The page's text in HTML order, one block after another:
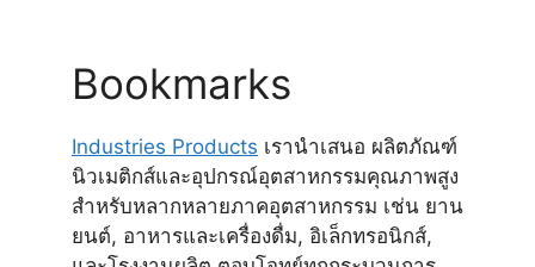
Bookmarks
Industries Products เรานำเสนอ ผลิตภัณฑ์
นิวเมติกส์และอุปกรณ์อุตสาหกรรมคุณภาพสูง
สำหรับหลากหลายภาคอุตสาหกรรม เช่น ยาน
ยนต์, อาหารและเครื่องดื่ม, อิเล็กทรอนิกส์,